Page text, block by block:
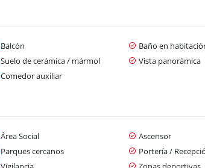
Balcón Baño en
Suelo de cerámica / mármol Vista panorámica
Comedor auxiliar
Área Social Ascensor
Parques cercanos Portería /